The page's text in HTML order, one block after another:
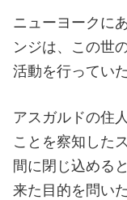
ニューヨークに
ンジは、この世
活動を行っていた
アスガルドの住
ことを察知した
間に閉じ込める
来た目的を問い